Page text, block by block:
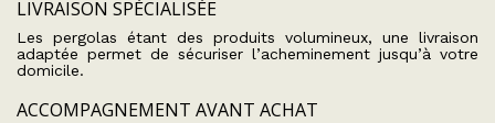
LIVRAISON SPÉCIALISÉE
Les pergolas étant des produits volumineux, une livraison
adaptée permet de sécuriser l’acheminement jusqu’à votre
domicile.
ACCOMPAGNEMENT AVANT ACHAT